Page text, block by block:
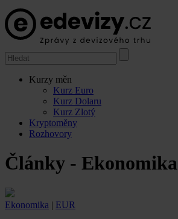
Kurzy měn
Kurz Euro
Kurz Dolaru
Kurz Zlotý
Kryptoměny
Rozhovory
Články - Ekonomika
Ekonomika | EUR